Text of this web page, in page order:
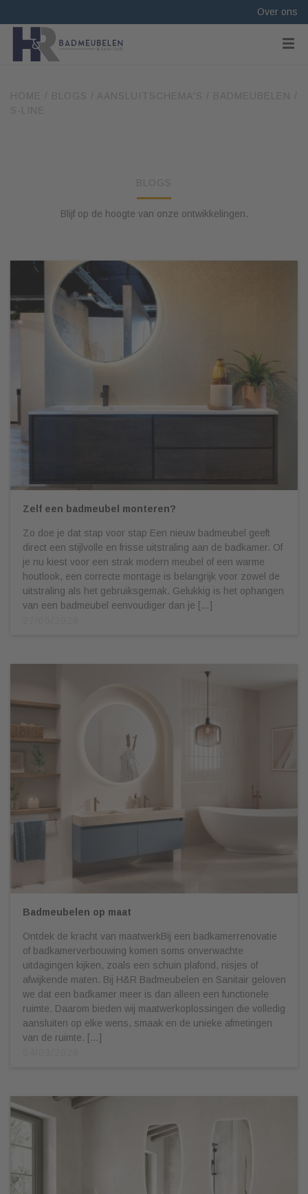
Over ons
HOME BLOGS AANSLUITSCHEMA'S BADMEUBELEN
S-LINE
BLOGS
Blijf op de hoogte van onze ontwikkelingen.
Zelf een badmeubel monteren?
Zo doe je dat stap voor stap Een nieuw badmeubel geeft
direct een stijlvolle en frisse uitstraling aan de badkamer. Of
je nu kiest voor een strak modern meubel of een warme
houtlook, een correcte montage is belangrijk voor zowel de
uitstraling als het gebruiksgemak. Gelukkig is het ophangen
van een badmeubel eenvoudiger dan je […]
Badmeubelen op maat
Ontdek de kracht van maatwerkBij een badkamerrenovatie
of badkamerverbouwing komen soms onverwachte
uitdagingen kijken, zoals een schuin plafond, nisjes of
afwijkende maten. Bij H&R Badmeubelen en Sanitair geloven
we dat een badkamer meer is dan alleen een functionele
ruimte. Daarom bieden wij maatwerkoplossingen die volledig
aansluiten op elke wens, smaak en de unieke afmetingen
van de ruimte. […]